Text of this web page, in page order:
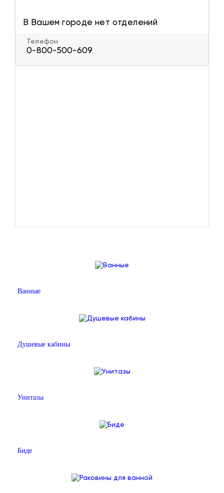
В Вашем городе нет отделений
Телефон
0-800-500-609
Ванные
Душевые кабины
Унитазы
Биде